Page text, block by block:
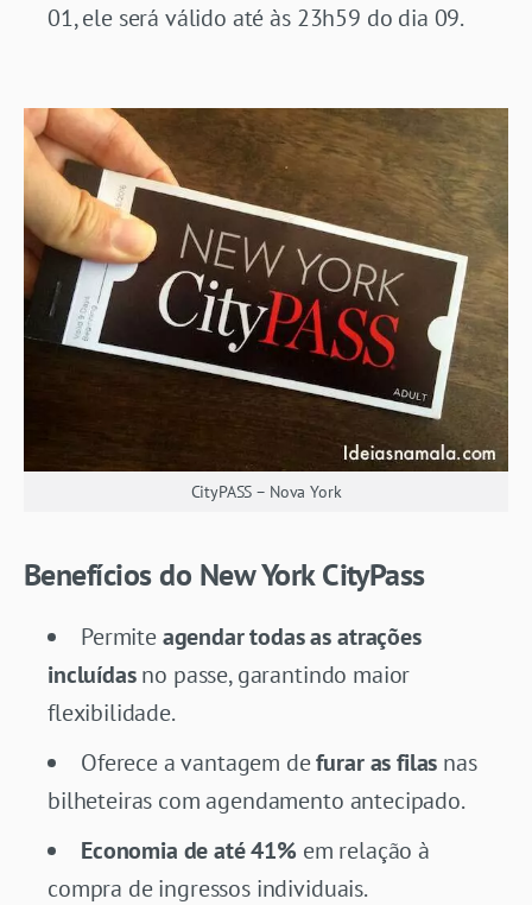
01, ele será válido até às 23h59 do dia 09.
CityPASS – Nova York
Benefícios do New York CityPass
Permiteagendar todas as atrações
incluídasno passe, garantindo maior
flexibilidade.
Oferece a vantagem defurar as filas nas
bilheteiras com agendamento antecipado.
Economia de até 41%em relação à
compra de ingressos individuais.